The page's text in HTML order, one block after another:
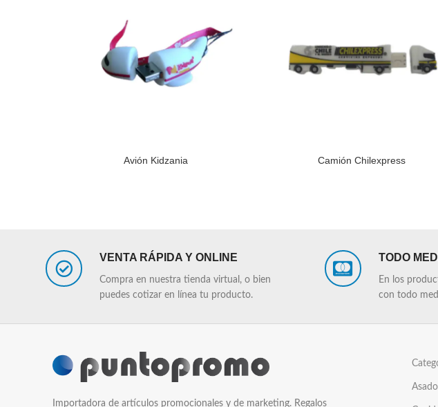
Avión Kidzania Camión Chilexpress
VENTA RÁPIDA Y ONLINE
Compra en nuestra tienda virtual, o bien
puedes cotizar en línea tu producto.
TODO
En los
con todo
Importadora de artículos promocionales y de marketing. Regalos